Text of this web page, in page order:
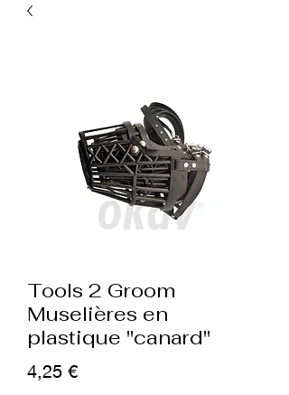
Tools 2 Groom
Muselières en
plastique "canard"
4,25 €Prix